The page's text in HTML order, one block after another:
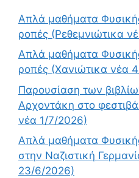
Απλά μαθήματα
ροπές (Ρεθεμνιώτικα
Απλά μαθήματα
ροπές (Χανιώτικα νέα
Παρουσίαση των
Αρχοντάκη στο
νέα 1/7/2026)
Απλά μαθήματα
στην Ναζιστική
23/6/2026)